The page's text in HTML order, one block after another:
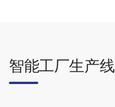
智能工厂生产线